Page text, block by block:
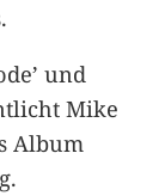
und
Mike
Album